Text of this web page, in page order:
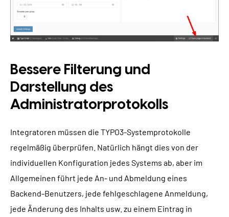
Bessere Filterung und
Darstellung des
Administratorprotokolls
Integratoren müssen die TYPO3-Systemprotokolle
regelmäßig überprüfen. Natürlich hängt dies von der
individuellen Konfiguration jedes Systems ab, aber im
Allgemeinen führt jede An- und Abmeldung eines
Backend-Benutzers, jede fehlgeschlagene Anmeldung,
jede Änderung des Inhalts usw. zu einem Eintrag in